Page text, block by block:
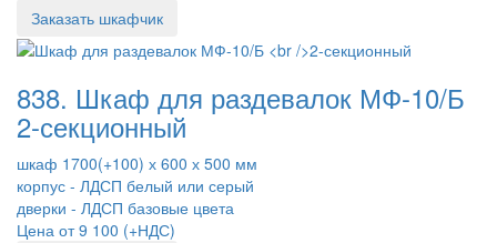
Заказать шкафчик
838. Шкаф для раздевалок МФ-10/Б
2-секционный
шкаф 1700(+100) х 600 х 500 мм
корпус - ЛДСП белый или серый
дверки - ЛДСП базовые цвета
Цена от 9 100 (+НДС)